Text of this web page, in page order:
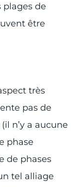
plages de
être
très
pas de
n’y a aucune
phase
de phases
tel alliage